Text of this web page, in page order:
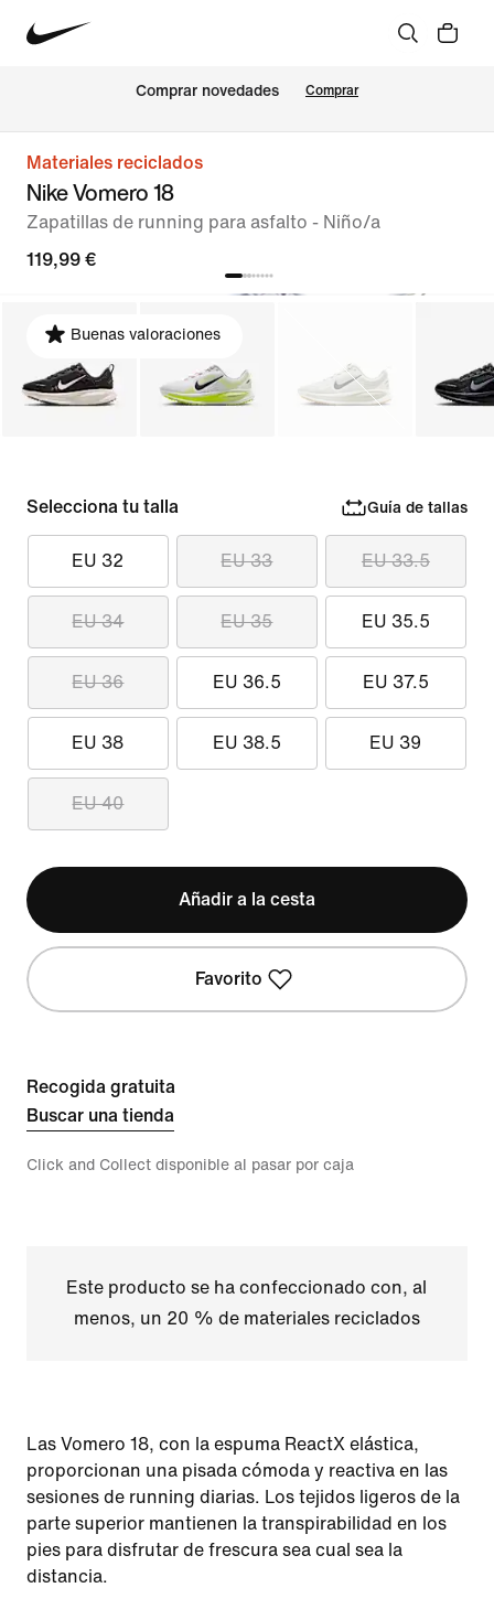
Comprar novedades Comprar
Materiales reciclados
Nike Vomero 18
Zapatillas de running para asfalto - Niño/a
119,99 €
Buenas valoraciones
Selecciona tu talla Guía de tallas
EU 32 EU 33 EU 33.5
EU 34 EU 35 EU 35.5
EU 36 EU 36.5 EU 37.5
EU 38 EU 38.5 EU 39
EU 40
Añadir a la cesta
Favorito
Recogida gratuita
Buscar una tienda
Click and Collect disponible al pasar por caja
Este producto se ha confeccionado con, al
menos, un 20 % de materiales reciclados
Las Vomero 18, con la espuma ReactX elástica,
proporcionan una pisada cómoda y reactiva en las
sesiones de running diarias. Los tejidos ligeros de la
parte superior mantienen la transpirabilidad en los
pies para disfrutar de frescura sea cual sea la
distancia.